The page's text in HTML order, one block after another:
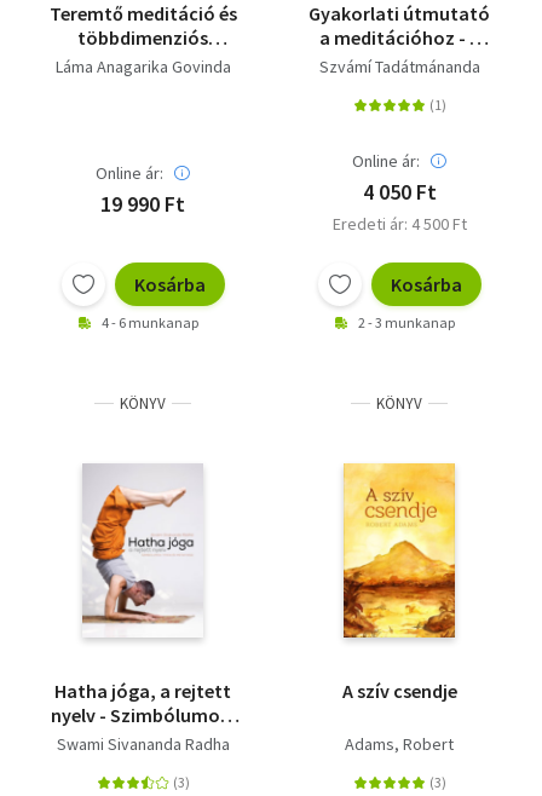
Teremtő meditáció és
többdimenziós
tudatosság
Láma Anagarika Govinda
Online ár:
19 990 Ft
Kosárba
4 - 6 munkanap
Gyakorlati útmutató
a meditációhoz - A
védánta, a Bhagavad-
tanításai alapján
Szvámí Tadátmánanda
Online ár:
4 050 Ft
Eredeti ár: 4 500 Ft
Kosárba
2 - 3 munkanap
KÖNYV
Hatha jóga, a rejtett
nyelv - Szimbólumok,
titkok és metaforák
Swami Sivananda Radha
KÖNYV
A szív csendje
Adams, Robert